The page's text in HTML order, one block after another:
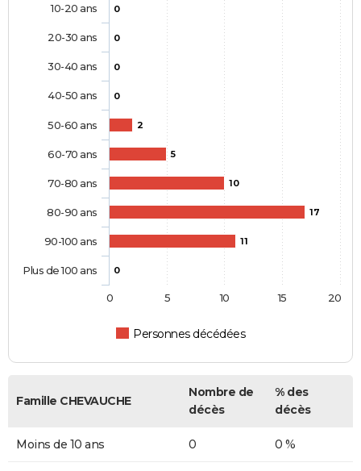
0
0
0
0
2
5
10
17
11
0
Personnes décédées
10-20 ans
20-30 ans
30-40 ans
40-50 ans
50-60 ans
60-70 ans
70-80 ans
80-90 ans
90-100 ans
Plus de 100 ans
0 5 10 15 20
Famille CHEVAUCHE
Nombre de
décès
% des
décès
Moins de 10 ans 0 0 %